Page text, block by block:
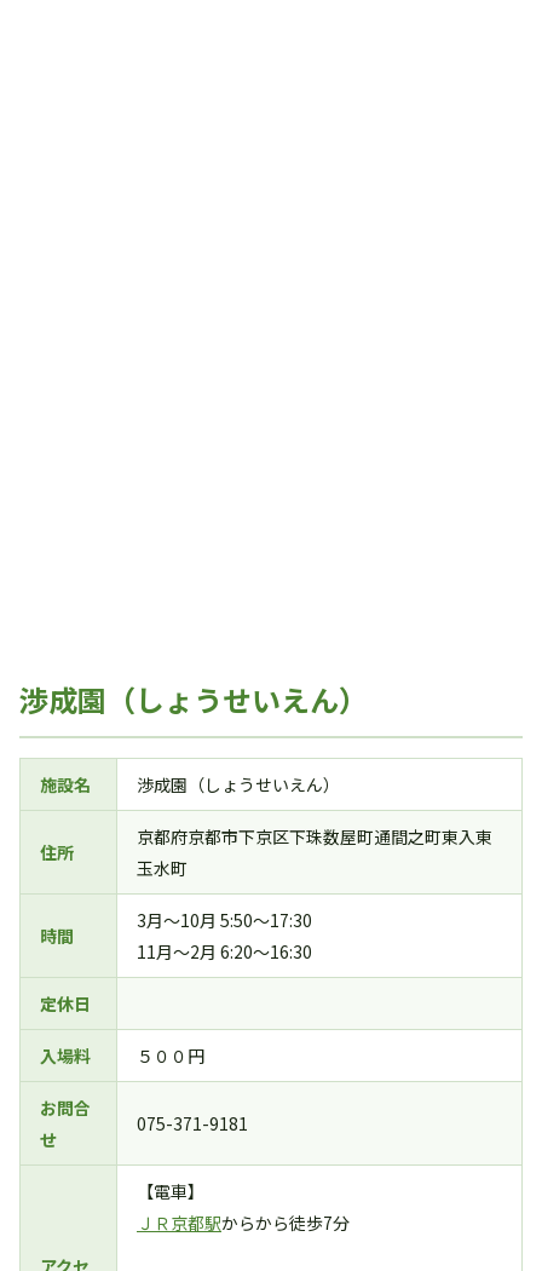
渉成園（しょうせいえん）
施設名 渉成園（しょうせいえん）
住所
京都府京都市下京区下珠数屋町通間之町東入東
玉水町
時間
3月〜10月 5:50〜17:30
11月〜2月 6:20〜16:30
定休日
入場料 ５００円
お問合
せ
075-371-9181
アクセ
【電車】
ＪＲ京都駅からから徒歩7分